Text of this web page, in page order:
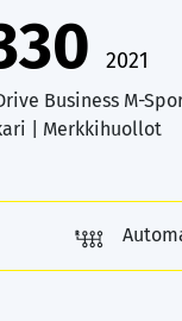
2021
Business M-
| Merkkihuollot